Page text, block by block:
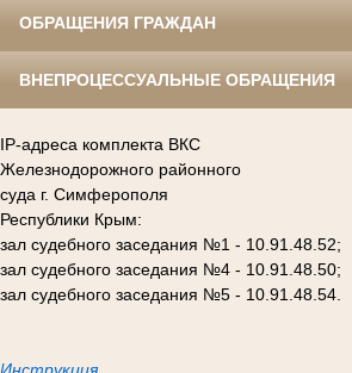
ОБРАЩЕНИЯ ГРАЖДАН
ВНЕПРОЦЕССУАЛЬНЫЕ ОБРАЩЕНИЯ
IP-адреса комплекта ВКС
Железнодорожного районного
суда г. Симферополя
Республики Крым:
зал судебного заседания №1 - 10.91.48.52;
зал судебного заседания №4 - 10.91.48.50;
зал судебного заседания №5 - 10.91.48.54.